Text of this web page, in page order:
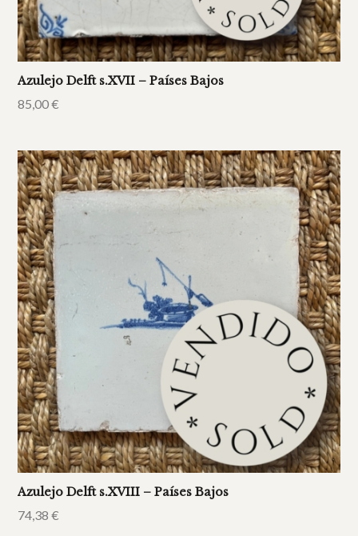
Azulejo Delft s.XVII – Países Bajos
85,00€
Azulejo Delft s.XVIII – Países Bajos
74,38€